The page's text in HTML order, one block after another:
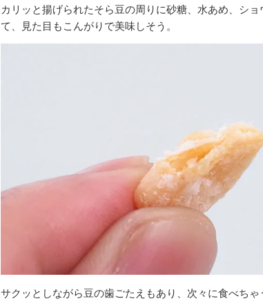
カリッと揚げられたそら豆の周りに砂糖、水あめ、シ
て、見た目もこんがりで美味しそう。
サクッとしながら豆の歯ごたえもあり、次々に食べち